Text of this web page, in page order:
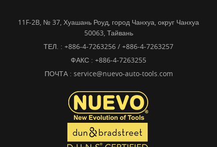
11F-2B, № 37, Хуашань Роуд, город Чанхуа, округ Чанхуа
50063, Тайвань
ТЕЛ. : +886-4-7263256 / +886-4-7263257
ФАКС : +886-4-7263255
ПОЧТА : service@nuevo-auto-tools.com